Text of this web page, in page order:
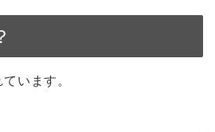
います。